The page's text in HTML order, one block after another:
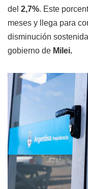
del 2,7%. Este
meses y llega para
disminución
gobierno de Milei.